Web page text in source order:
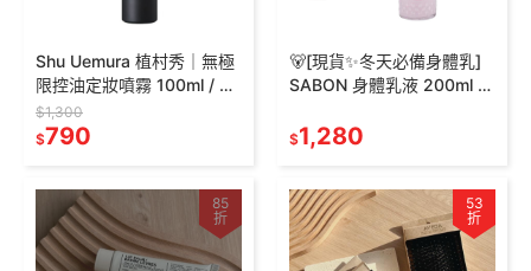
Shu Uemura 植村秀｜無極
限控油定妝噴霧 100ml / 無
極限持久定妝噴霧 100ml
$1,300
$790
🐻[現貨✨冬天必備身體乳]
SABON 身體乳液 200ml 瓶
Lotion
$1,280
85
折
53
折